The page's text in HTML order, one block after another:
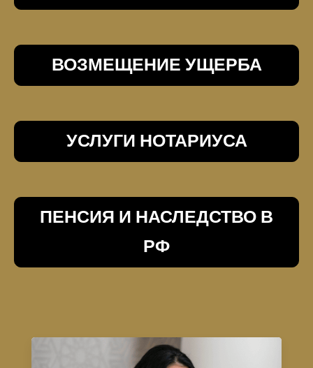
ВОЗМЕЩЕНИЕ УЩЕРБА
УСЛУГИ НОТАРИУСА
ПЕНСИЯ И НАСЛЕДСТВО В
РФ